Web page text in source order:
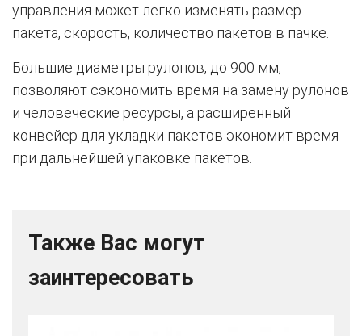
управления может легко изменять размер
пакета, скорость, количество пакетов в пачке.
Большие диаметры рулонов, до 900 мм,
позволяют сэкономить время на замену рулонов
и человеческие ресурсы, а расширенный
конвейер для укладки пакетов экономит время
при дальнейшей упаковке пакетов.
Также Вас могут
заинтересовать